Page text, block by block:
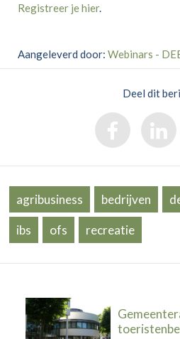
Registreer je hier.
Aangeleverd door: Webinars -
Deel dit
agribusiness bedrijven
ibs ofs recreatie